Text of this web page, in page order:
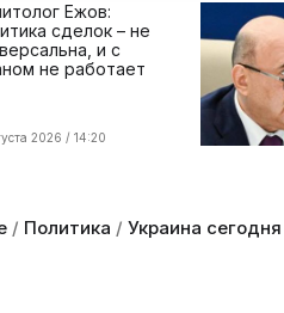
Ежов:
сделок – не
и с
не работает
2026 / 14:20
/ Политика / Украина сегодня